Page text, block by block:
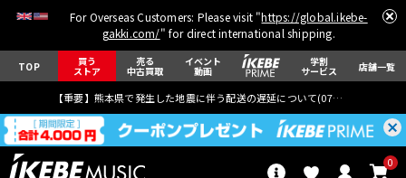
For Overseas Customers: Please visit "https://global.ikebe-
gakki.com/" for direct international shipping.
TOP 買う
ストア
売る
中古買取
イベント
動画
学割
サービス 店舗一覧
【重要】熊本県で発生した地震に伴う配送の遅延について(07月29日
0